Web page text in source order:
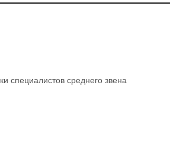
специалистов среднего звена